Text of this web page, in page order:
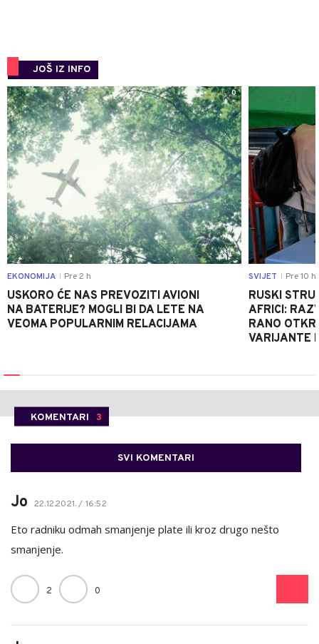
JOŠ IZ INFO
0
EKONOMIJA Pre 2 h
USKORO ĆE NAS PREVOZITI AVIONI
NA BATERIJE? MOGLI BI DA LETE NA
VEOMA POPULARNIM RELACIJAMA
SVIJET Pre 10 h
RUSKI
AFRICI:
RANO
VARIJANTE
KOMENTARI 3
SVI KOMENTARI
Jo 22.12.2021. / 16:52
Eto radniku odmah smanjenje plate ili kroz drugo nešto
smanjenje.
2 0